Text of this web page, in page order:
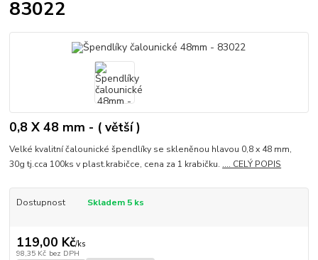
83022
0,8 X 48 mm - ( větší )
Velké kvalitní čalounické špendlíky se skleněnou hlavou 0,8 x 48 mm,
30g tj.cca 100ks v plast.krabičce, cena za 1 krabičku. .... CELÝ POPIS
Dostupnost Skladem 5 ks
119,00 Kč/ks
98,35 Kč bez DPH